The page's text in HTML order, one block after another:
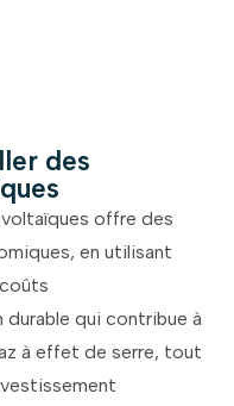
des
offre des
en utilisant
durable qui contribue à
à effet de serre, tout